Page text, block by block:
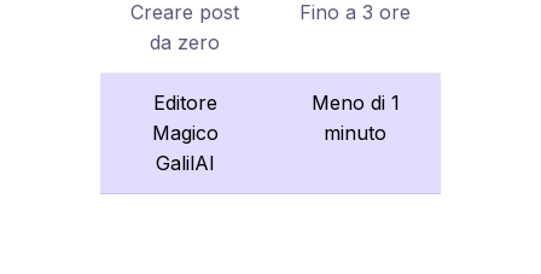
Creare post
da zero
Fino a 3 ore
Editore
Magico
GalilAI
Meno di 1
minuto